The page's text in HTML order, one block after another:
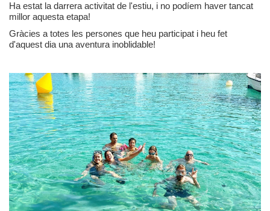
Privacidad y uso de cookies
Mapa de la Web
Avisos legales
Ha estat la darrera activitat de l'estiu, i no podíem haver tancat
millor aquesta etapa!
Gràcies a totes les persones que heu participat i heu fet
d'aquest dia una aventura inoblidable!